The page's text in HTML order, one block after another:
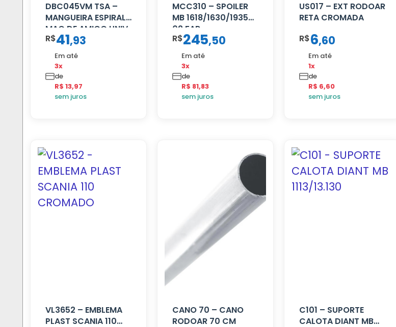
DBC045VM TSA –
MANGUEIRA ESPIRAL
MAO DE AMIGO UNIV
16 MM 4.5MTS
VERMELHA
R$41,93
Em até
3x
de
R$ 13,97
sem juros
MCC310 – SPOILER
MB 1618/1630/1935
02 FAR
R$245,50
Em até
3x
de
R$ 81,83
sem juros
US017 – EXT RODOAR
RETA CROMADA
R$6,60
Em até
1x
de
R$ 6,60
sem juros
VL3652 – EMBLEMA
PLAST SCANIA 110
CANO 70 – CANO
RODOAR 70 CM
C101 – SUPORTE
CALOTA DIANT MB